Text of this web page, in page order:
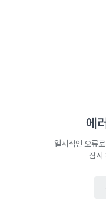
에
일시적인 오류
잠시